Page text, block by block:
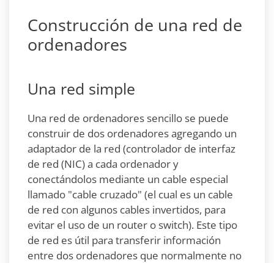
Construcción de una red de
ordenadores
Una red simple
Una red de ordenadores sencillo se puede
construir de dos ordenadores agregando un
adaptador de la red (controlador de interfaz
de red (NIC) a cada ordenador y
conectándolos mediante un cable especial
llamado "cable cruzado" (el cual es un cable
de red con algunos cables invertidos, para
evitar el uso de un router o switch). Este tipo
de red es útil para transferir información
entre dos ordenadores que normalmente no